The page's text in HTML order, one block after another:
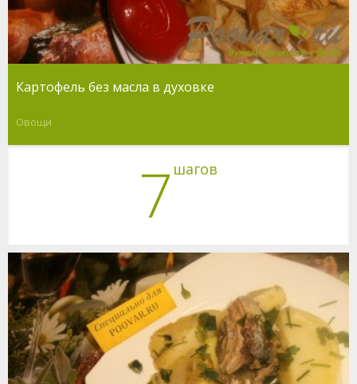
Картофель без масла в духовке
Овощи
7 шагов